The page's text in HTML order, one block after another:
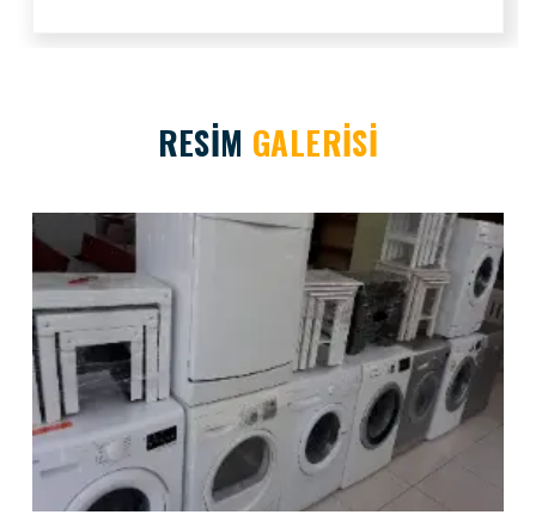
RESİM GALERİSİ